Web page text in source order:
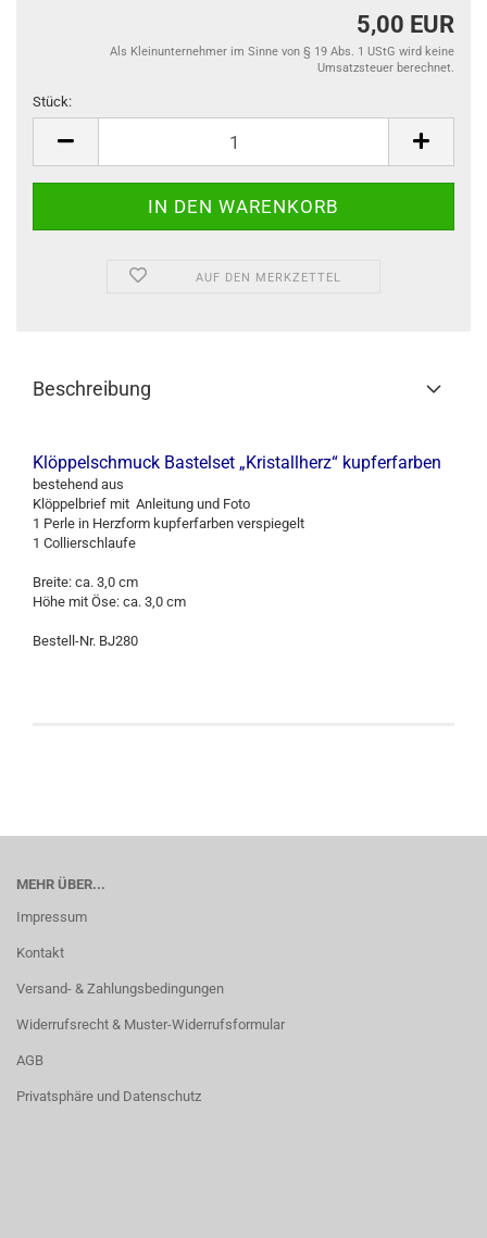
5,00 EUR
Als Kleinunternehmer im Sinne von § 19 Abs. 1 UStG wird keine
Umsatzsteuer berechnet.
Stück:
AUF DEN MERKZETTEL
Beschreibung
Klöppelschmuck Bastelset „Kristallherz“ kupferfarben
bestehend aus
Klöppelbrief mit Anleitung und Foto
1 Perle in Herzform kupferfarben verspiegelt
1 Collierschlaufe
Breite: ca. 3,0 cm
Höhe mit Öse: ca. 3,0 cm
Bestell-Nr. BJ280
MEHR ÜBER...
Impressum
Kontakt
Versand- & Zahlungsbedingungen
Widerrufsrecht & Muster-Widerrufsformular
AGB
Privatsphäre und Datenschutz